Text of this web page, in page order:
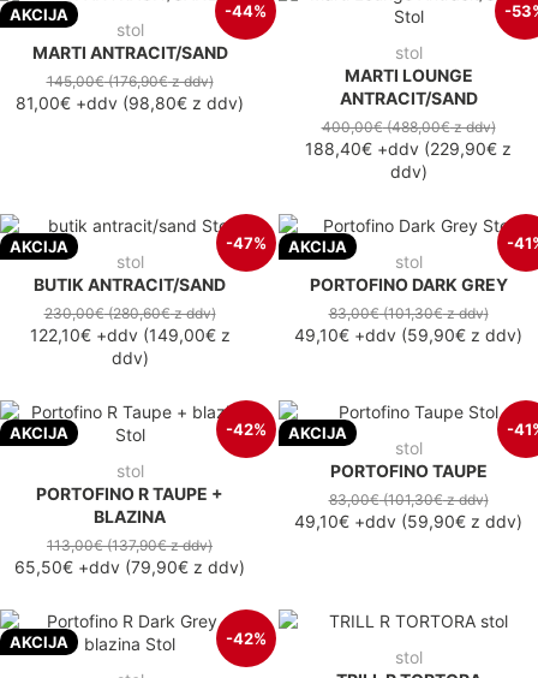
AKCIJA -44%
stol
MARTI ANTRACIT/SAND
145,00€(176,90€z ddv)
81,00€ +ddv (98,80€ z ddv)
-
stol
MARTI LOUNGE
ANTRACIT/SAND
400,00€(488,00€z ddv)
188,40€ +ddv (229,90€ z
ddv)
AKCIJA -47%
stol
BUTIK ANTRACIT/SAND
230,00€(280,60€z ddv)
122,10€+ddv(149,00€z
ddv)
AKCIJA -
stol
PORTOFINO DARK GREY
83,00€(101,30€z ddv)
49,10€ +ddv (59,90€ z ddv)
AKCIJA -42%
stol
PORTOFINO R TAUPE +
BLAZINA
113,00€(137,90€z ddv)
65,50€ +ddv (79,90€ z ddv)
AKCIJA -
stol
PORTOFINO TAUPE
83,00€(101,30€z ddv)
49,10€ +ddv (59,90€ z ddv)
AKCIJA -42%
stol